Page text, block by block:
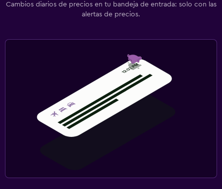
Cambios diarios de precios en tu bandeja de entrada: solo con las
alertas de precios.